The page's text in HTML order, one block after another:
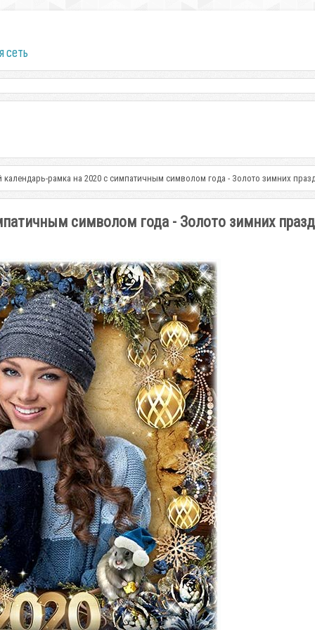
сеть
рамка на 2020 с симпатичным символом года - Золото зимних
символом года - Золото зимних